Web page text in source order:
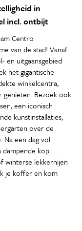
in
incl. ontbijt
Centro
van de stad! Vanaf
en uitgaansgebied
het gigantische
winkelcentra,
genieten. Bezoek ook
een iconisch
kunstinstallaties,
over de
Na een dag vol
kop
winterse lekkernijen
je koffer en kom